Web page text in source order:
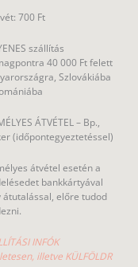
700 Ft
szállítás
40 000 Ft felett
Szlovákiába
ÁTVÉTEL – Bp.,
(időpontegyeztetéssel)
átvétel esetén a
bankkártyával
átutalással, előre tudod
INFÓK
illetve KÜLFÖLDR